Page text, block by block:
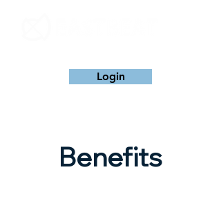
Login
Benefits